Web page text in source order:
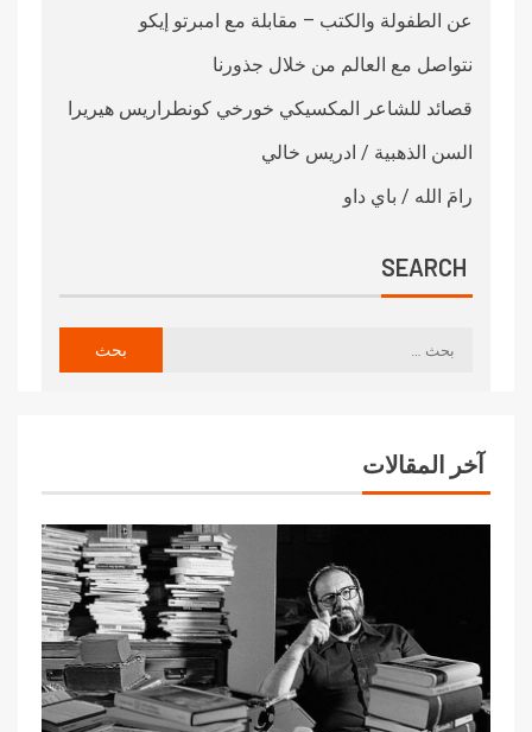
عن الطفولة والكتب – مقابلة مع امبرتو إيكو
نتواصل مع العالم من خلال جذورنا
قصائد للشاعر المكسيكي خورخي كونطراريس هيريرا
السن الذهبية / ادريس خالي
رامَ الله / باي داو
SEARCH
آخر المقالات